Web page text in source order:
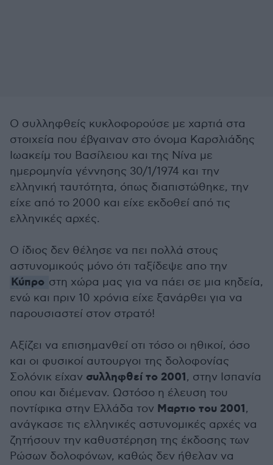
Ο συλληφθείς κυκλοφορούσε με χαρτιά στα
στοιχεία που έβγαιναν στο όνομα Καρσλιάδης
Ιωακείμ του Βασίλειου και της Νίνα με
ημερομηνία γέννησης 30/1/1974 και την
ελληνική ταυτότητα, όπως διαπιστώθηκε, την
είχε από το 2000 και είχε εκδοθεί από τις
ελληνικές αρχές.
Ο ίδιος δεν θέλησε να πει πολλά στους
αστυνομικούς μόνο ότι ταξίδεψε απο την
Κύπρο στη χώρα μας για να πάει σε μια κηδεία,
ενώ και πριν 10 χρόνια είχε ξανάρθει για να
παρουσιαστεί στον στρατό!
Αξίζει να επισημανθεί οτι τόσο οι ηθικοί, όσο
και οι φυσικοί αυτουργοι της δολοφονίας
Σολόνικ είχαν συλληφθεί το 2001, στην Ισπανία
οπου και διέμεναν. Ωστόσο η έλευση του
ποντίφικα στην Ελλάδα τον Μαρτιο του 2001,
ανάγκασε τις ελληνικές αστυνομικές αρχές να
ζητήσουν την καθυστέρηση της έκδοσης των
Ρώσων δολοφόνων, καθώς δεν ήθελαν να